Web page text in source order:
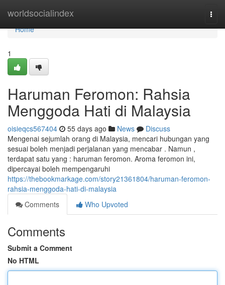
worldsocialindex
Home
Home
1
Haruman Feromon: Rahsia
Menggoda Hati di Malaysia
oisieqcs567404 55 days ago News
Discuss
Mengenai sejumlah orang di Malaysia, mencari hubungan yang
sesuai boleh menjadi perjalanan yang mencabar . Namun ,
terdapat satu yang : haruman feromon. Aroma feromon ini,
dipercayai boleh mempengaruhi
https://thebookmarkage.com/story21361804/haruman-feromon-
rahsia-menggoda-hati-di-malaysia
Comments
Who Upvoted
Comments
Submit a Comment
No HTML